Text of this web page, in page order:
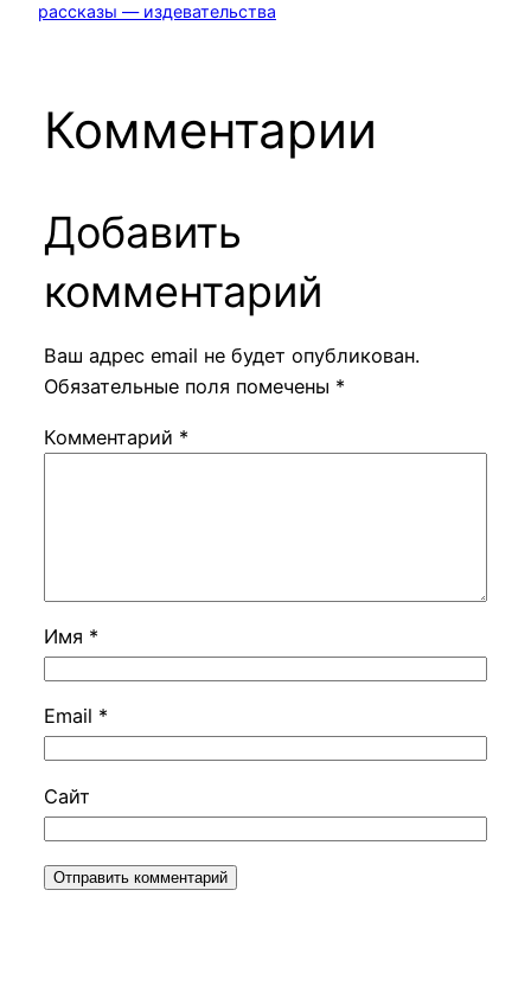
рассказы — издевательства
Комментарии
Добавить
комментарий
Ваш адрес email не будет опубликован.
Обязательные поля помечены *
Комментарий *
Имя *
Email *
Сайт